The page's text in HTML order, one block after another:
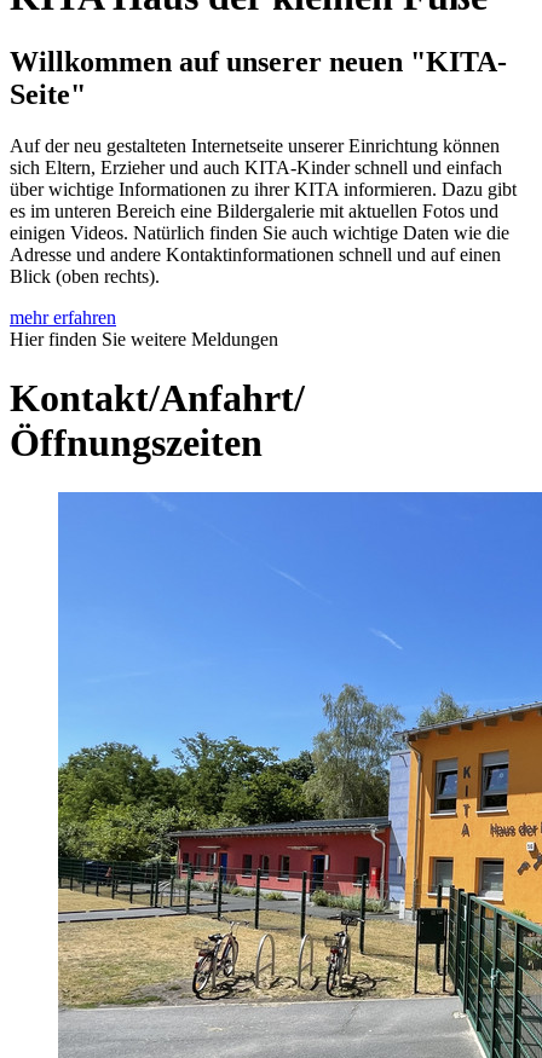
Willkommen auf unserer neuen "KITA-
Seite"
Auf der neu gestalteten Internetseite unserer Einrichtung können
sich Eltern, Erzieher und auch KITA-Kinder schnell und einfach
über wichtige Informationen zu ihrer KITA informieren. Dazu gibt
es im unteren Bereich eine Bildergalerie mit aktuellen Fotos und
einigen Videos. Natürlich finden Sie auch wichtige Daten wie die
Adresse und andere Kontaktinformationen schnell und auf einen
Blick (oben rechts).
mehr erfahren
Hier finden Sie weitere Meldungen
Kontakt/Anfahrt/
Öffnungszeiten